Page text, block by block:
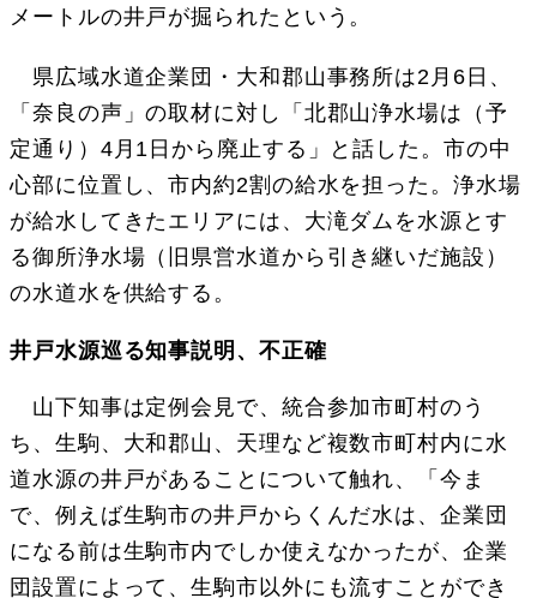
メートルの井戸が掘られたという。
県広域水道企業団・大和郡山事務所は2月6日、
「奈良の声」の取材に対し「北郡山浄水場は（予
定通り）4月1日から廃止する」と話した。市の中
心部に位置し、市内約2割の給水を担った。浄水場
が給水してきたエリアには、大滝ダムを水源とす
る御所浄水場（旧県営水道から引き継いだ施設）
の水道水を供給する。
井戸水源巡る知事説明、不正確
山下知事は定例会見で、統合参加市町村のう
ち、生駒、大和郡山、天理など複数市町村内に水
道水源の井戸があることについて触れ、「今ま
で、例えば生駒市の井戸からくんだ水は、企業団
になる前は生駒市内でしか使えなかったが、企業
団設置によって、生駒市以外にも流すことができ